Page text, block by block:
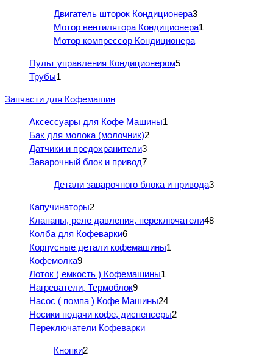
Двигатель шторок Кондиционера3
Мотор вентилятора Кондиционера1
Мотор компрессор Кондиционера
Пульт управления Кондиционером5
Трубы1
Запчасти для Кофемашин
Аксессуары для Кофе Машины1
Бак для молока (молочник)2
Датчики и предохранители3
Заварочный блок и привод7
Детали заварочного блока и привода3
Капучинаторы2
Клапаны, реле давления, переключатели48
Колба для Кофеварки6
Корпусные детали кофемашины1
Кофемолка9
Лоток ( емкость ) Кофемашины1
Нагреватели, Термоблок9
Насос ( помпа ) Кофе Машины24
Носики подачи кофе, диспенсеры2
Переключатели Кофеварки
Кнопки2